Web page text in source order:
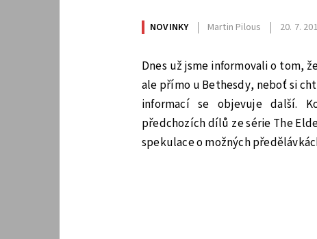
NOVINKY Martin Pilous 20. 7.
Dnes už jsme informovali o tom,
ale přímo u Bethesdy, neboť si
informací se objevuje další.
předchozích dílů ze série The
spekulace o možných